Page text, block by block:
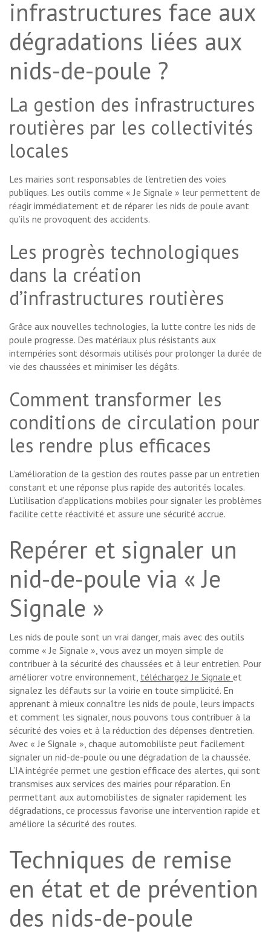
infrastructures face aux
dégradations liées aux
nids-de-poule ?
La gestion des infrastructures
routières par les collectivités
locales
Les mairies sont responsables de l’entretien des voies
publiques. Les outils comme « Je Signale » leur permettent de
réagir immédiatement et de réparer les nids de poule avant
qu’ils ne provoquent des accidents.
Les progrès technologiques
dans la création
d’infrastructures routières
Grâce aux nouvelles technologies, la lutte contre les nids de
poule progresse. Des matériaux plus résistants aux
intempéries sont désormais utilisés pour prolonger la durée de
vie des chaussées et minimiser les dégâts.
Comment transformer les
conditions de circulation pour
les rendre plus efficaces
L’amélioration de la gestion des routes passe par un entretien
constant et une réponse plus rapide des autorités locales.
L’utilisation d’applications mobiles pour signaler les problèmes
facilite cette réactivité et assure une sécurité accrue.
Repérer et signaler un
nid-de-poule via « Je
Signale »
Les nids de poule sont un vrai danger, mais avec des outils
comme « Je Signale », vous avez un moyen simple de
contribuer à la sécurité des chaussées et à leur entretien. Pour
améliorer votre environnement, téléchargez Je Signale et
signalez les défauts sur la voirie en toute simplicité. En
apprenant à mieux connaître les nids de poule, leurs impacts
et comment les signaler, nous pouvons tous contribuer à la
sécurité des voies et à la réduction des dépenses d’entretien.
Avec « Je Signale », chaque automobiliste peut facilement
signaler un nid-de-poule ou une dégradation de la chaussée.
L’IA intégrée permet une gestion efficace des alertes, qui sont
transmises aux services des mairies pour réparation. En
permettant aux automobilistes de signaler rapidement les
dégradations, ce processus favorise une intervention rapide et
améliore la sécurité des routes.
Techniques de remise
en état et de prévention
des nids-de-poule